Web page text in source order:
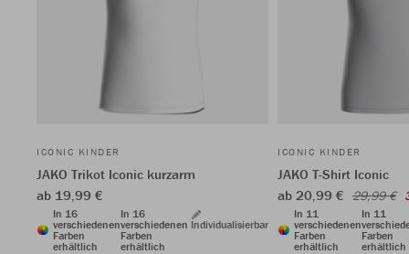
ICONIC KINDER
JAKO Trikot Iconic kurzarm
ab 19,99 €
In 16
verschiedenen
Farben
erhältlich
In 16
verschiedenen
Farben
erhältlich
Individualisierbar
ICONIC KINDER
JAKO T-Shirt Iconic
ab 20,99 € 29,99 €
In 11
verschiedenen
Farben
erhältlich
In 11
Farben
erhältlich